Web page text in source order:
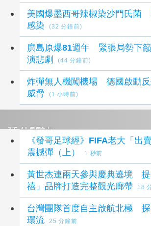
美國爆墨西哥辣椒染沙門氏菌
感染
(32 分鐘前)
廣島原爆81週年 緊張局勢下
演悲劇
(44 分鐘前)
炸彈無人機闖機場 德國啟動反
威脅
(1 小時前)
延伸閱讀
《發哥足球經》FIFA老大「出
震撼彈（上）
1 秒前
黃世杰連兩天參與慶典遶境
禧」品牌打造完整觀光廊帶
18
台灣團隊首度自主啟航北極
環流
25 分鐘前